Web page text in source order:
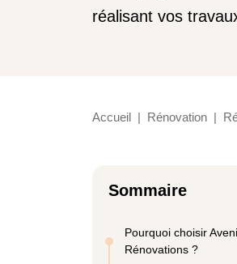
réalisant vos
Accueil Rénovation
Sommaire
Pourquoi choisir
Rénovations ?